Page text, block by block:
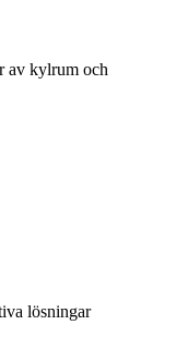
av kylrum och
lösningar